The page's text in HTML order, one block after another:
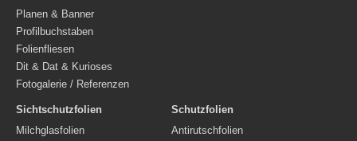
Planen & Banner
Profilbuchstaben
Folienfliesen
Dit & Dat & Kurioses
Fotogalerie / Referenzen
Sichtschutzfolien
Milchglasfolien
Schutzfolien
Antirutschfolien